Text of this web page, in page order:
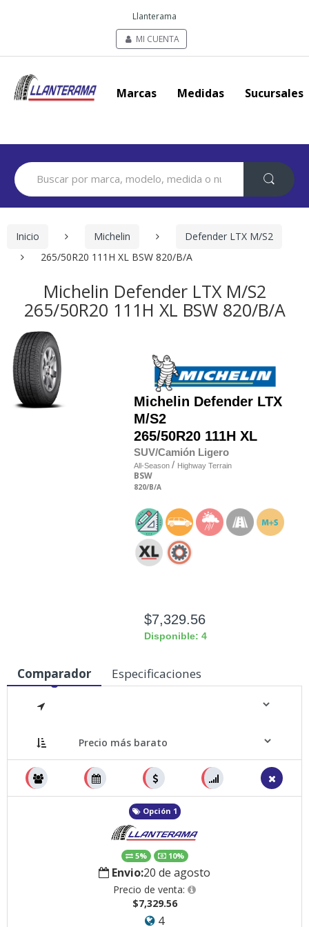
Llanterama
MI CUENTA
Marcas Medidas Sucursales
Search
for:
Inicio Michelin
Defender LTX M/S2
265/50R20 111H XL BSW 820/B/A
Michelin Defender LTX M/S2
265/50R20 111H XL BSW 820/B/A
Michelin Defender LTX
M/S2
265/50R20 111H XL
SUV/Camión Ligero
All-Season / Highway Terrain
BSW
820/B/A
$7,329.56
Disponible: 4
Comparador Especificaciones
Opción 1
5% 10%
Envio:20 de agosto
Precio de venta:
$7,329.56
4